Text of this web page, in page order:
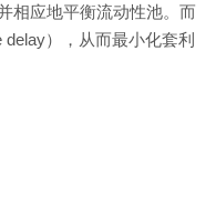
相应地平衡流动性池。而
），从而最小化套利